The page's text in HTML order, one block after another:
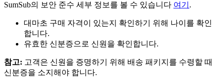
SumSub의 보안 준수 세부 정보를 볼 수 있습니다 여기 .
대마초 구매 자격이 있는지 확인하기 위해 나이를 확인
합니다.
유효한 신분증으로 신원을 확인합니다.
참고: 고객은 신원을 증명하기 위해 배송 패키지를 수령할 때
신분증을 소지해야 합니다.